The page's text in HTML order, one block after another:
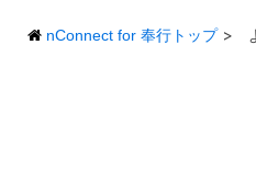
nConnect for 奉行トップ >